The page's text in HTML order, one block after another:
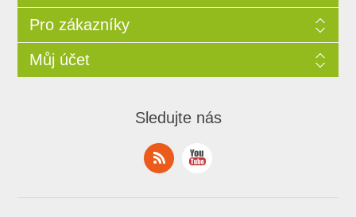
Pro zákazníky
Můj účet
Sledujte nás